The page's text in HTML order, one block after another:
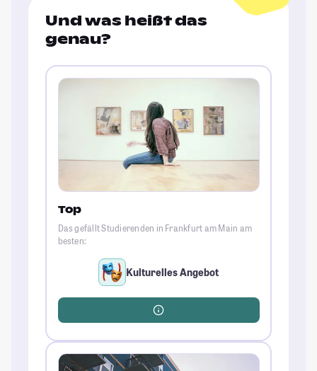
Und was heißt das
genau?
Top
Das gefällt Studierenden in Frankfurt am Main am
besten:
Kulturelles Angebot